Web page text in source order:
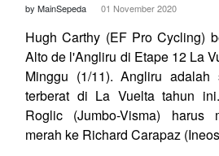
by MainSepeda 01 November 2020
Hugh Carthy (EF Pro Cycling)
Alto de l'Angliru di Etape 12 La
Minggu (1/11). Angliru adalah
terberat di La Vuelta tahun
Roglic (Jumbo-Visma) harus
merah ke Richard Carapaz